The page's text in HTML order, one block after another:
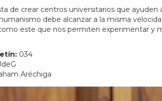
de crear centros universitarios que
debe alcanzar a la misma
este que nos permiten experimentar y
034
Aréchiga